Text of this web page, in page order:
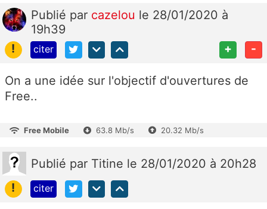
Publié par cazelou le 28/01/2020 à
19h39
!
citer + -
On a une idée sur l'objectif d'ouvertures de
Free..
Free Mobile 63.8 Mb/s 20.32 Mb/s
Publié par Titine le 28/01/2020 à 20h28
!
citer